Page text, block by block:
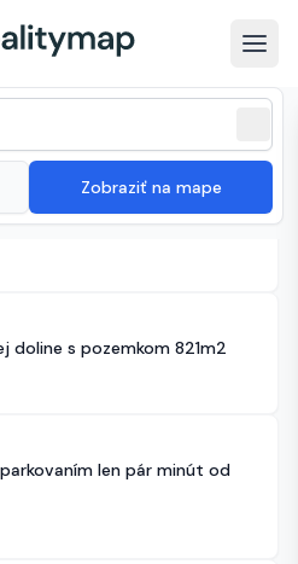
Zobraziť na mape
na Zoradenie zoznamu
byt Likavka
doline s pozemkom 821m2
len pár minút od